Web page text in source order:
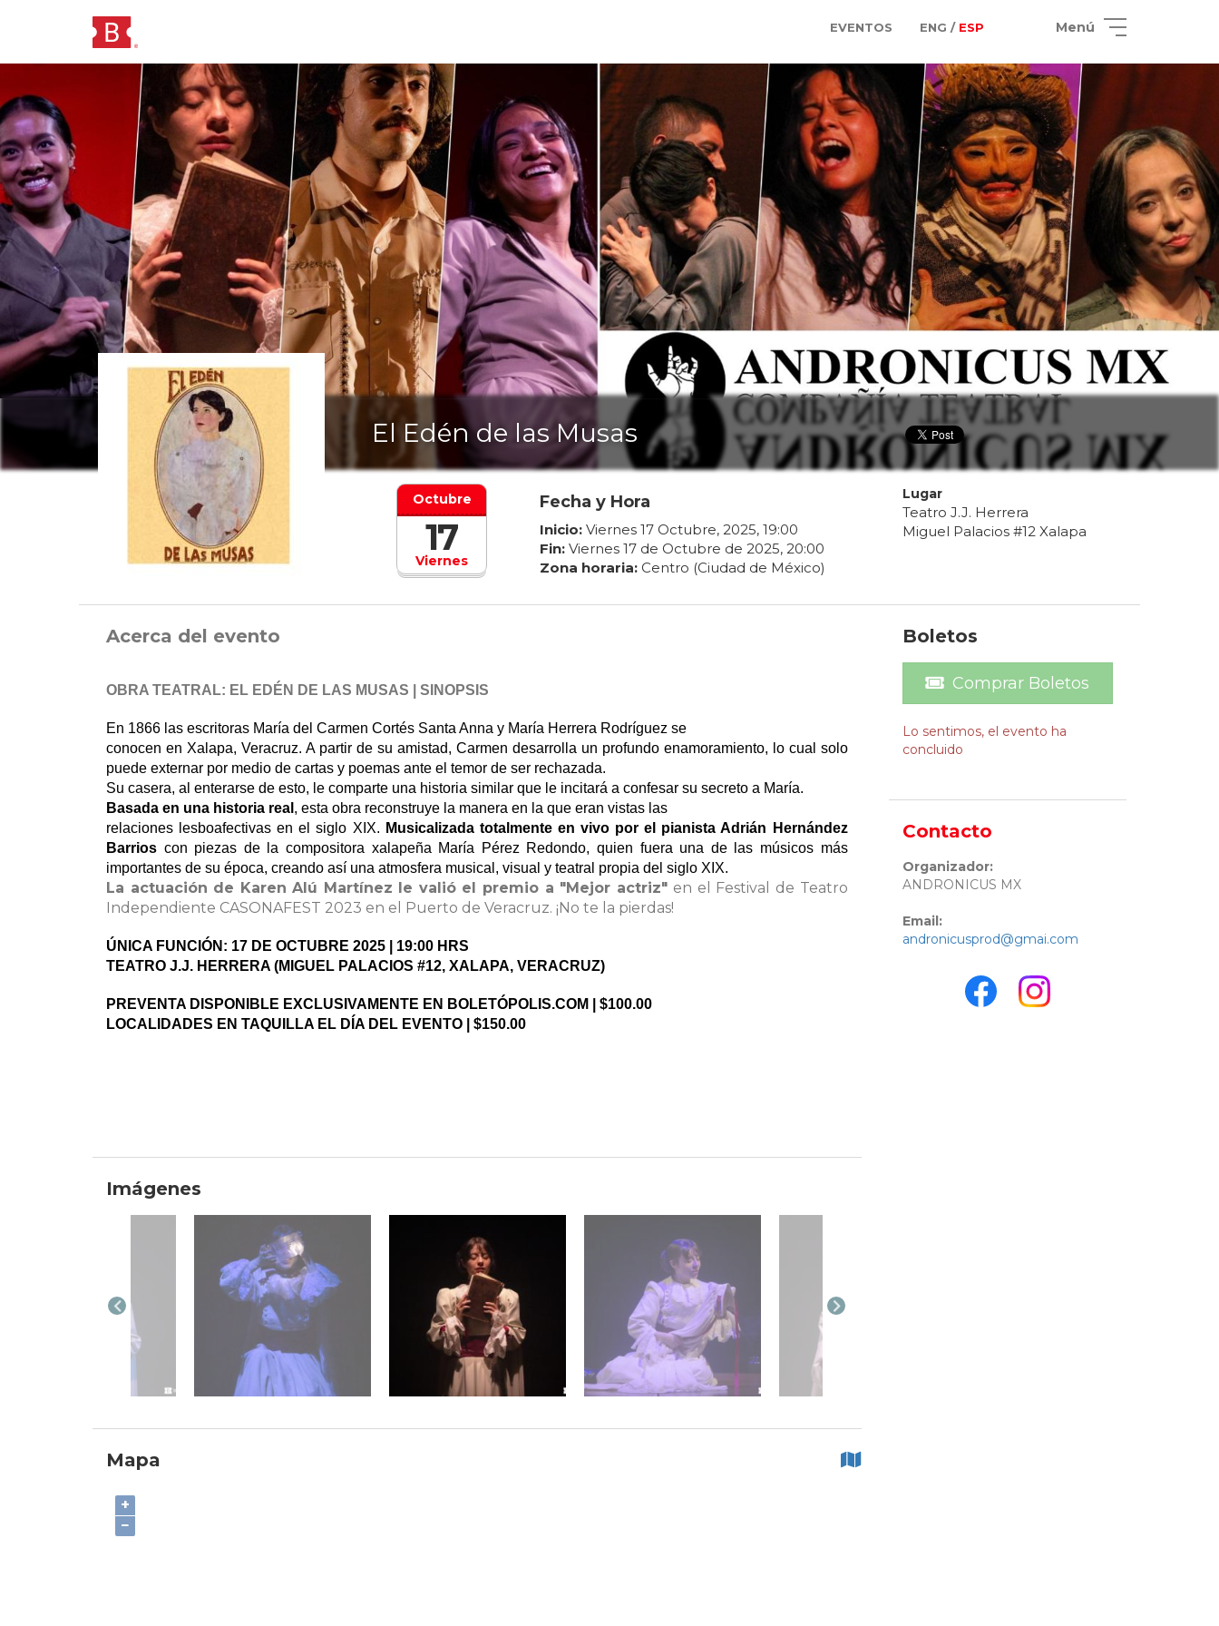
EVENTOS ENG / ESP Menú
El Edén de las Musas
Viernes
Octubre
17
Fecha y Hora
Inicio: Viernes 17 Octubre, 2025, 19:00
Fin: Viernes 17de Octubre de 2025, 20:00
Zona horaria: Centro (Ciudad de México)
Lugar
Teatro J.J. Herrera
Miguel Palacios #12 Xalapa
Acerca del evento
OBRA TEATRAL: EL EDÉN DE LAS MUSAS | SINOPSIS
En 1866 las escritoras María del Carmen Cortés Santa Anna y María Herrera Rodríguez se
conocen en Xalapa, Veracruz. A partir de su amistad, Carmen desarrolla un profundo enamoramiento, lo cual solo
puede externar por medio de cartas y poemas ante el temor de ser rechazada.
Su casera, al enterarse de esto, le comparte una historia similar que le incitará a confesar su secreto a María.
Basada en una historia real , esta obra reconstruye la manera en la que eran vistas las
relaciones lesboafectivas en el siglo XIX. Musicalizada totalmente en vivo por el pianista Adrián Hernández
Barrios con piezas de la compositora xalapeña María Pérez Redondo, quien fuera una de las músicos más
importantes de su época, creando así una atmosfera musical, visual y teatral propia del siglo XIX.
La actuación de Karen Alú Martínez le valió el premio a "Mejor actriz" en el Festival de Teatro
Independiente CASONAFEST 2023 en el Puerto de Veracruz. ¡No te la pierdas!
ÚNICA FUNCIÓN: 17 DE OCTUBRE 2025 | 19:00 HRS
TEATRO J.J. HERRERA (MIGUEL PALACIOS #12, XALAPA, VERACRUZ)
PREVENTA DISPONIBLE EXCLUSIVAMENTE EN BOLETÓPOLIS.COM | $100.00
LOCALIDADES EN TAQUILLA EL DÍA DEL EVENTO | $150.00
Imágenes
Mapa
+
−
Boletos
Comprar Boletos
Lo sentimos, el evento ha
concluido
Contacto
Organizador:
ANDRONICUS MX
Email:
andronicusprod@gmai.com